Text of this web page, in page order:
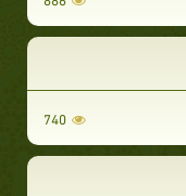
740